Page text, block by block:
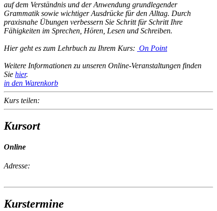
auf dem Verständnis und der Anwendung grundlegender
Grammatik sowie wichtiger Ausdrücke für den Alltag. Durch
praxisnahe Übungen verbessern Sie Schritt für Schritt Ihre
Fähigkeiten im Sprechen, Hören, Lesen und Schreiben.
Hier geht es zum Lehrbuch zu Ihrem Kurs: On Point
Weitere Informationen zu unseren Online-Veranstaltungen finden
Sie hier.
in den Warenkorb
Kurs teilen:
Kursort
Online
Adresse:
Kurstermine